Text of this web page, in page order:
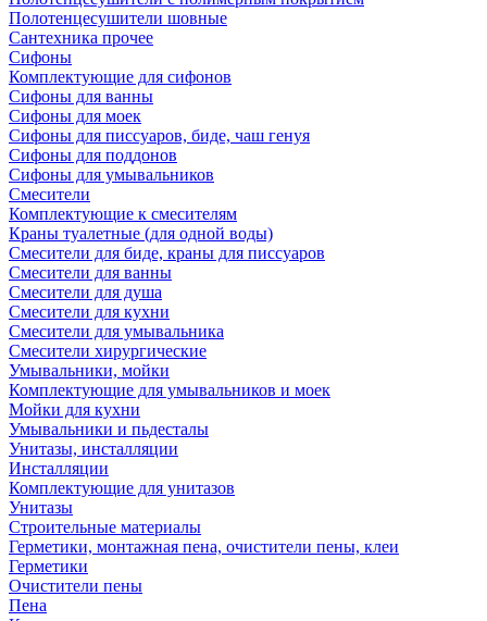
Полотенцесушители шовные
Сантехника прочее
Сифоны
Комплектующие для сифонов
Сифоны для ванны
Сифоны для моек
Сифоны для писсуаров, биде, чаш генуя
Сифоны для поддонов
Сифоны для умывальников
Смесители
Комплектующие к смесителям
Краны туалетные (для одной воды)
Смесители для биде, краны для писсуаров
Смесители для ванны
Смесители для душа
Смесители для кухни
Смесители для умывальника
Смесители хирургические
Умывальники, мойки
Комплектующие для умывальников и моек
Мойки для кухни
Умывальники и пьдесталы
Унитазы, инсталляции
Инсталляции
Комплектующие для унитазов
Унитазы
Строительные материалы
Герметики, монтажная пена, очистители пены, клеи
Герметики
Очистители пены
Пена